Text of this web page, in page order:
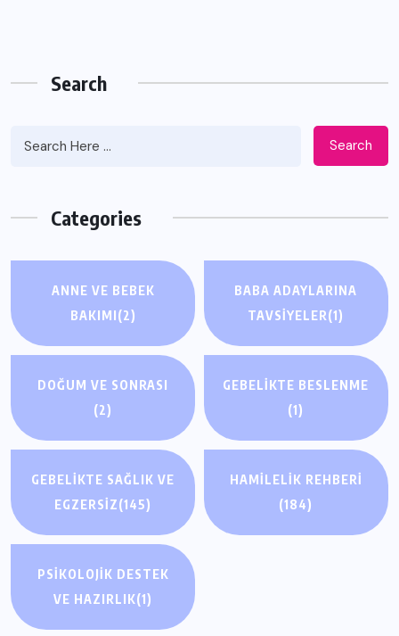
Search
Search
Categories
ANNE VE BEBEK
BAKIMI(2)
BABA ADAYLARINA
TAVSIYELER(1)
DOĞUM VE SONRASI
(2)
GEBELIKTE BESLENME
(1)
GEBELIKTE SAĞLIK VE
EGZERSIZ(145)
HAMILELIK REHBERI
(184)
PSIKOLOJIK DESTEK
VE HAZIRLIK(1)
GEBELIKTE SAĞLIK VE EGZERSIZ
GEBELIKTE SAĞLIK VE EGZERSIZ